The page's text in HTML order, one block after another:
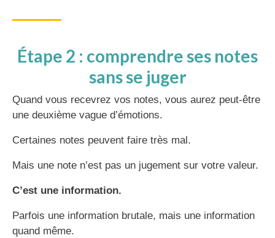
Étape 2 : comprendre ses notes
sans se juger
Quand vous recevrez vos notes, vous aurez peut-être
une deuxième vague d’émotions.
Certaines notes peuvent faire très mal.
Mais une note n’est pas un jugement sur votre valeur.
C’est une information.
Parfois une information brutale, mais une information
quand même.